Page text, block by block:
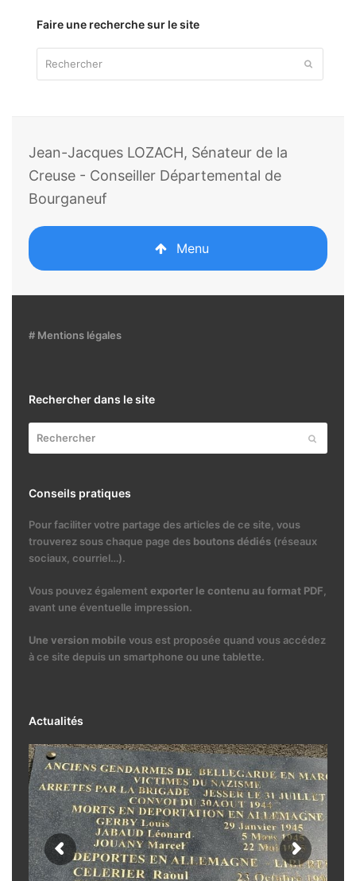
Faire une recherche sur le site
Jean-Jacques LOZACH, Sénateur de la
Creuse - Conseiller Départemental de
Bourganeuf
Menu
# Mentions légales
Rechercher dans le site
Conseils pratiques
Pour faciliter votre partage des articles de ce site, vous
trouverez sous chaque page des boutons dédiés(réseaux
sociaux, courriel…).
Vous pouvez égalementexporter le contenu au format PDF
avant une éventuelle impression.
Une version mobile vous est proposée quand vous accédez
à ce site depuis un smartphone ou une tablette.
Actualités